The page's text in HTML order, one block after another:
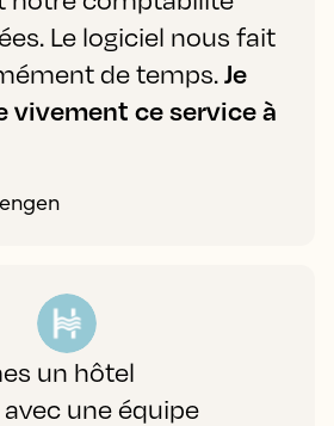
Le logiciel nous fait
de temps.Je
vivement ce service à
un hôtel
une équipe